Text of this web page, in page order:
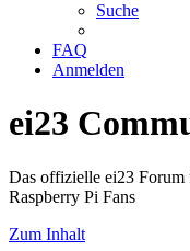
Suche
FAQ
Anmelden
ei23
Das offizielle ei23 Forum
Raspberry Pi Fans
Zum Inhalt